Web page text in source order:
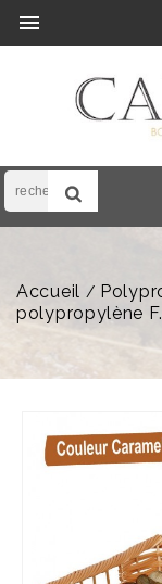

Accueil
polypropylène